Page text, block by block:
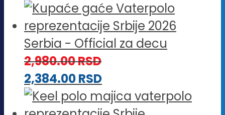
Serbia - Official za decu
2,980.00RSD
2,384.00RSD